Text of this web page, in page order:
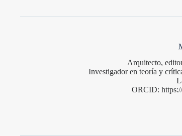
Arquitecto,
Investigador en teoría y
ORCID: